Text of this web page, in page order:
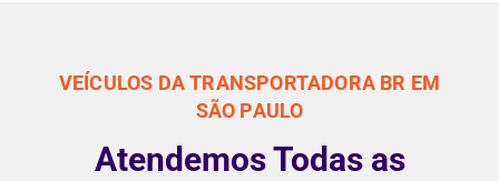
VEÍCULOS DA TRANSPORTADORA BR EM
SÃO PAULO
Atendemos Todas as